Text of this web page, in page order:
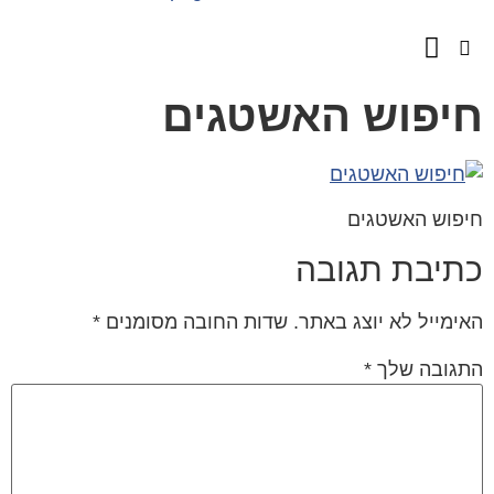
האשטגים
האשטגים
תגובה
לא יוצג באתר. שדות החובה מסומנים*
שלך*